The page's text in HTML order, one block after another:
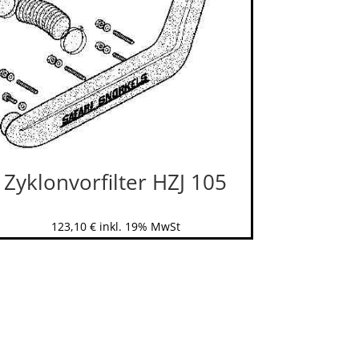
Zyklonvorfilter HZJ 105
123,10 € inkl. 19% MwSt